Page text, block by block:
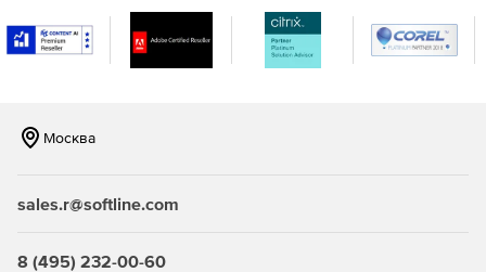
видео и изображениями.
Эффекты хромакея: персонализация фона видео за
Создание видео студийного качества с высоким
и экрана.
Москва
sales.r@softline.com
8 (495) 232-00-60